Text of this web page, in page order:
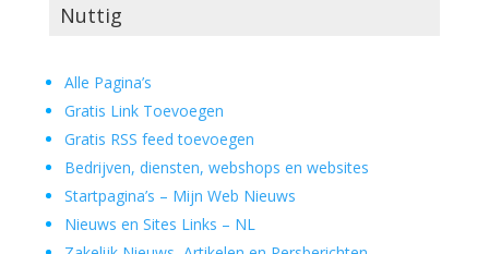
Nuttig
Alle Pagina’s
Gratis Link Toevoegen
Gratis RSS feed toevoegen
Bedrijven, diensten, webshops en websites
Startpagina’s – Mijn Web Nieuws
Nieuws en Sites Links – NL